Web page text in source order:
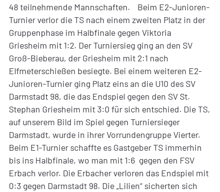
48 teilnehmende Mannschaften. Beim E2-Junioren-
Turnier verlor die TS nach einem zweiten Platz in der
Gruppenphase im Halbfinale gegen Viktoria
Griesheim mit 1:2. Der Turniersieg ging an den SV
Groß-Bieberau, der Griesheim mit 2:1 nach
Elfmeterschießen besiegte. Bei einem weiteren E2-
Junioren-Turnier ging Platz eins an die U10 des SV
Darmstadt 98, die das Endspiel gegen den SV St.
Stephan Griesheim mit 3:0 für sich entschied. Die TS,
auf unserem Bild im Spiel gegen Turniersieger
Darmstadt, wurde in ihrer Vorrundengruppe Vierter.
Beim E1-Turnier schaffte es Gastgeber TS immerhin
bis ins Halbfinale, wo man mit 1:6 gegen den FSV
Erbach verlor. Die Erbacher verloren das Endspiel mit
0:3 gegen Darmstadt 98. Die „Lilien“ sicherten sich